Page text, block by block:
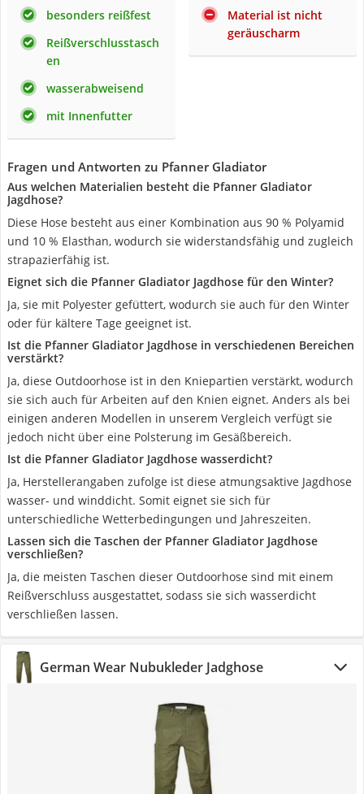
besonders reißfest
Reißverschlusstasch
en
wasserabweisend
mit Innenfutter
Material ist nicht
geräuscharm
Fragen und Antworten zu Pfanner Gladiator
Aus welchen Materialien besteht die Pfanner Gladiator
Jagdhose?
Diese Hose besteht aus einer Kombination aus 90 % Polyamid
und 10 % Elasthan, wodurch sie widerstandsfähig und zugleich
strapazierfähig ist.
Eignet sich die Pfanner Gladiator Jagdhose für den Winter?
Ja, sie mit Polyester gefüttert, wodurch sie auch für den Winter
oder für kältere Tage geeignet ist.
Ist die Pfanner Gladiator Jagdhose in verschiedenen Bereichen
verstärkt?
Ja, diese Outdoorhose ist in den Kniepartien verstärkt, wodurch
sie sich auch für Arbeiten auf den Knien eignet. Anders als bei
einigen anderen Modellen in unserem Vergleich verfügt sie
jedoch nicht über eine Polsterung im Gesäßbereich.
Ist die Pfanner Gladiator Jagdhose wasserdicht?
Ja, Herstellerangaben zufolge ist diese atmungsaktive Jagdhose
wasser- und winddicht. Somit eignet sie sich für
unterschiedliche Wetterbedingungen und Jahreszeiten.
Lassen sich die Taschen der Pfanner Gladiator Jagdhose
verschließen?
Ja, die meisten Taschen dieser Outdoorhose sind mit einem
Reißverschluss ausgestattet, sodass sie sich wasserdicht
verschließen lassen.
German Wear Nubukleder Jadghose